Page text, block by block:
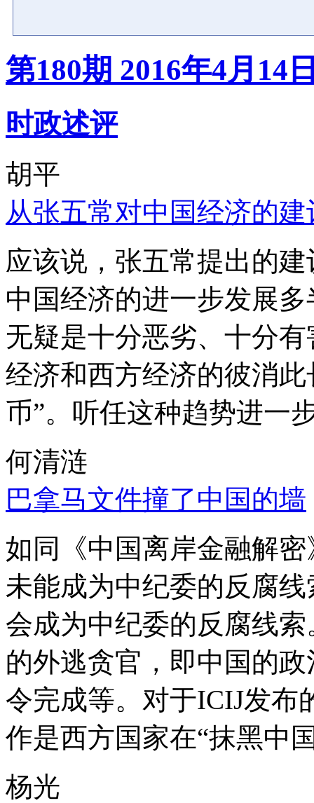
第180期 2016年4月14
时政述评
胡平
从张五常对中国经济的
应该说，张五常提出的
中国经济的进一步发展
无疑是十分恶劣、十分
经济和西方经济的彼消
币”。听任这种趋势进一
何清涟
巴拿马文件撞了中国的墙
如同《中国离岸金融解
未能成为中纪委的反腐
会成为中纪委的反腐线
的外逃贪官，即中国的
令完成等。对于ICIJ发布
作是西方国家在“抹黑中
杨光